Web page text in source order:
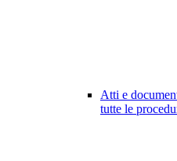
Atti e
tutte le